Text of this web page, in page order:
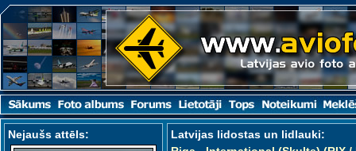
Nejaušs attēls:
Latvijas lidostas un lidlauki: